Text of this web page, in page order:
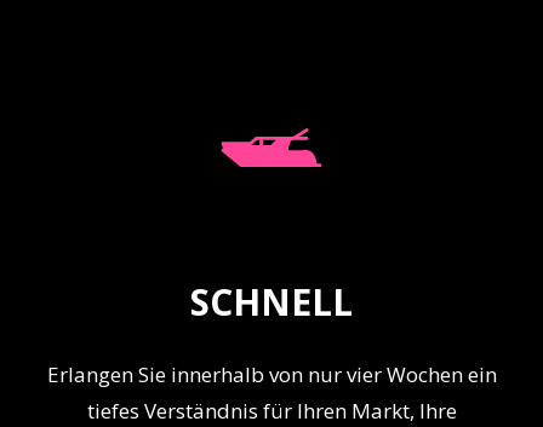
SCHNELL
Erlangen Sie innerhalb von nur vier Wochen ein
tiefes Verständnis für Ihren Markt, Ihre